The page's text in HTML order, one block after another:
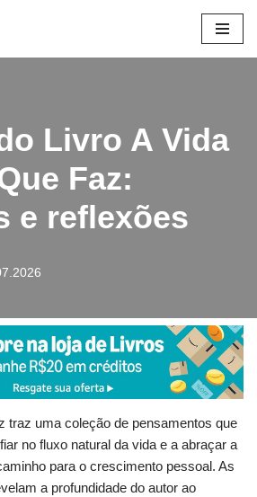
Livro A Vida
Faz:
e reflexões
traz uma coleção de pensamentos que
no fluxo natural da vida e a abraçar a
para o crescimento pessoal. As
a profundidade do autor ao